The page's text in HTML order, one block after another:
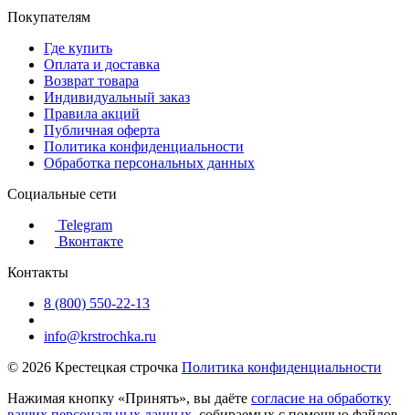
Покупателям
Где купить
Оплата и доставка
Возврат товара
Индивидуальный заказ
Правила акций
Публичная оферта
Политика конфиденциальности
Обработка персональных данных
Социальные сети
Telegram
Вконтакте
Контакты
8 (800) 550-22-13
info@krstrochka.ru
© 2026 Крестецкая строчка Политика конфиденциальности
Нажимая кнопку «Принять», вы даёте согласие на обработку